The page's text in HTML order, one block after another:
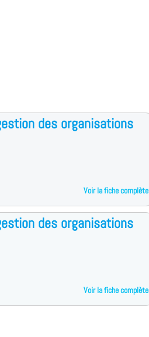
des organisations
Voir la fiche complète
des organisations
Voir la fiche complète